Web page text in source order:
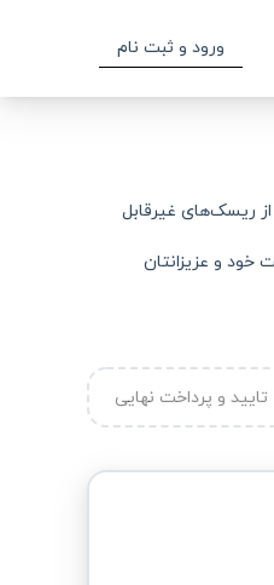
ورود و ثبت نام
ریسک‌های غیرقابل
خود و عزیزانتان
تایید و پرداخت نهایی